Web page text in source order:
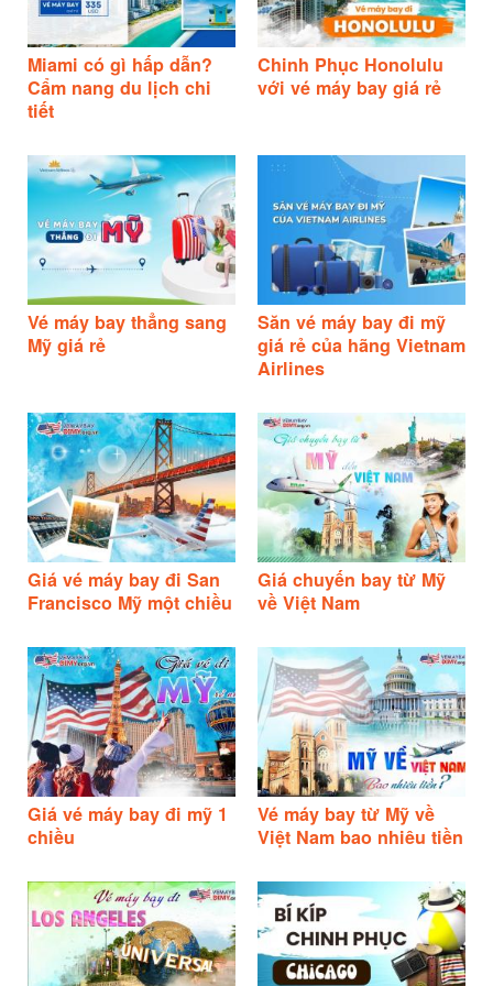
Miami có gì hấp dẫn?
Cẩm nang du lịch chi
tiết
Chinh Phục Honolulu
với vé máy bay giá rẻ
Vé máy bay thẳng sang
Mỹ giá rẻ
Săn vé máy bay đi mỹ
giá rẻ của hãng Vietnam
Airlines
Giá vé máy bay đi San
Francisco Mỹ một chiều
Giá chuyến bay từ Mỹ
về Việt Nam
Giá vé máy bay đi mỹ 1
chiều
Vé máy bay từ Mỹ về
Việt Nam bao nhiêu tiền